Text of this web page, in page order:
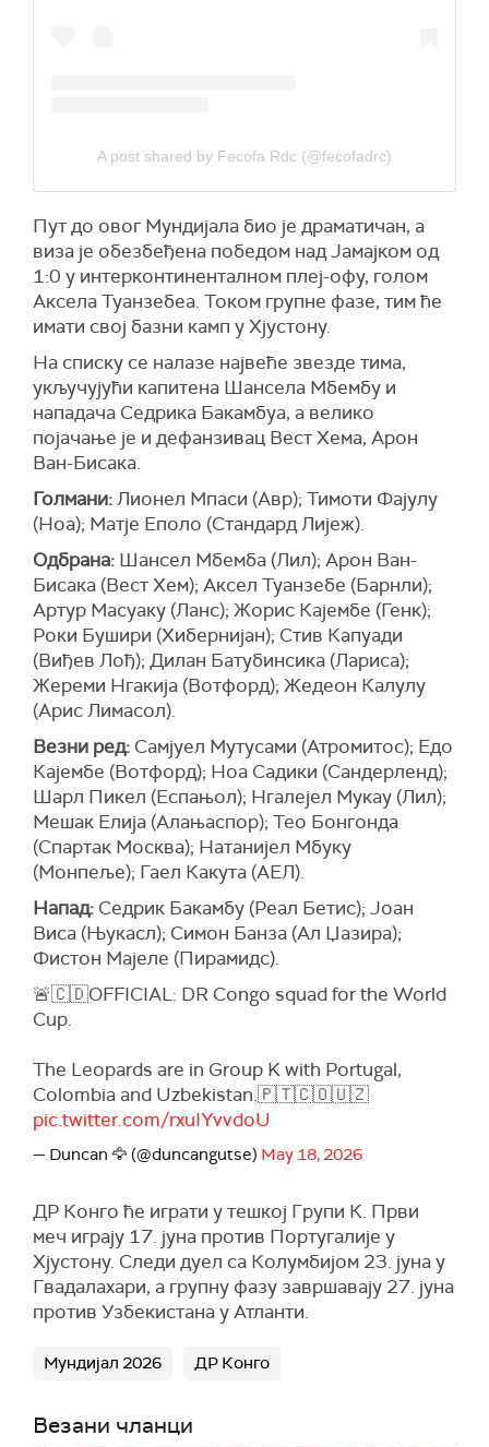
A post shared by Fecofa Rdc (@fecofadrc)
Пут до овог Мундијала био је драматичан, а
виза је обезбеђена победом над Јамајком од
1:0 у интерконтиненталном плеј-офу, голом
Аксела Туанзебеа. Током групне фазе, тим ће
имати свој базни камп у Хјустону.
На списку се налазе највеће звезде тима,
укључујући капитена Шансела Мбембу и
нападача Седрика Бакамбуа, а велико
појачање је и дефанзивац Вест Хема, Арон
Ван-Бисака.
Голмани:Лионел Мпаси (Авр); Тимоти Фајулу
(Ноа); Матје Еполо (Стандард Лијеж).
Одбрана: Шансел Мбемба (Лил); Арон Ван-
Бисака (Вест Хем); Аксел Туанзебе (Барнли);
Артур Масуаку (Ланс); Жорис Кајембе (Генк);
Роки Бушири (Хибернијан); Стив Капуади
(Виђев Лођ); Дилан Батубинсика (Лариса);
Жереми Нгакија (Вотфорд); Жедеон Калулу
(Арис Лимасол).
Везни ред: Самјуел Мутусами (Атромитос); Едо
Кајембе (Вотфорд); Ноа Садики (Сандерленд);
Шарл Пикел (Еспањол); Нгалејел Мукау (Лил);
Мешак Елија (Алањаспор); Тео Бонгонда
(Спартак Москва); Натанијел Мбуку
(Монпеље); Гаел Какута (АЕЛ).
Напад: Седрик Бакамбу (Реал Бетис); Јоан
Виса (Њукасл); Симон Банза (Ал Џазира);
Фистон Мајеле (Пирамидс).
🚨🇨🇩OFFICIAL: DR Congo squad for the World
Cup.
The Leopards are in Group K with Portugal,
Colombia and Uzbekistan.🇵🇹🇨🇴🇺🇿
pic.twitter.com/rxuIYvvdoU
— Duncan 🦅 (@duncangutse) May 18, 2026
ДР Конго ће играти у тешкој Групи К. Први
меч играју 17. јуна против Португалије у
Хјустону. Следи дуел са Колумбијом 23. јуна у
Гвадалахари, а групну фазу завршавају 27. јуна
против Узбекистана у Атланти.
Мундијал 2026 ДР Конго
Везани чланци